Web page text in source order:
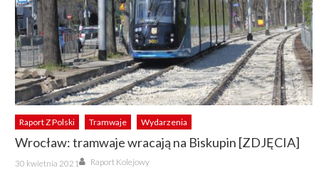
Raport Z Polski Tramwaje Wydarzenia
Wrocław: tramwaje wracają na Biskupin [ZDJĘCIA]
Posted
on
30 kwietnia 2021 Author
Raport Kolejowy